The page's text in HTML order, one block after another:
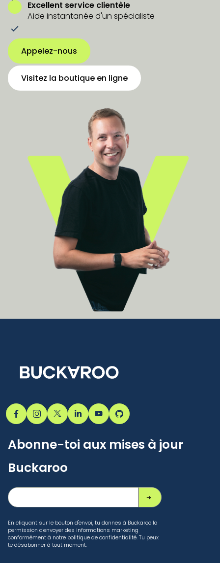
Excellent service clientèle
Aide instantanée d'un spécialiste
Appelez-nous
Visitez la boutique en ligne
Abonne-toi aux mises à jour
Buckaroo
En cliquant sur le bouton d'envoi, tu donnes à Buckaroo la
permission d'envoyer des informations marketing
conformément à notre politique de confidentialité. Tu peux
te désabonner à tout moment.